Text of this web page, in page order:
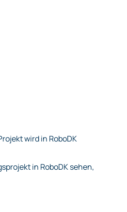
wird in RoboDK
in RoboDK sehen,